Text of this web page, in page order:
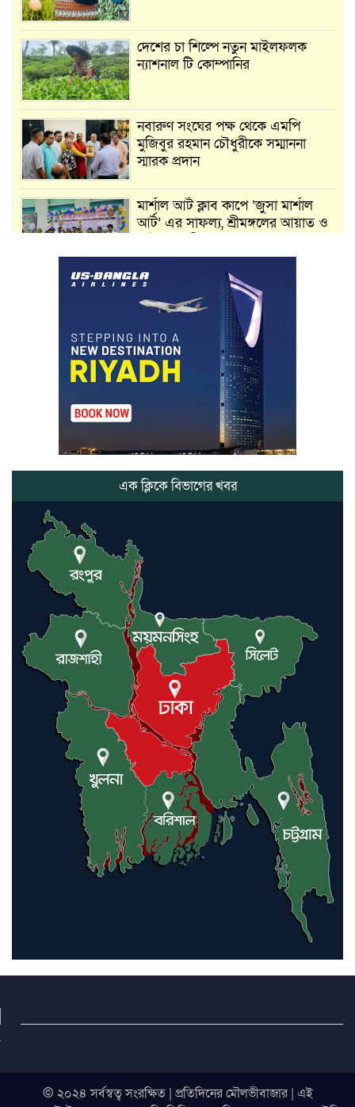
দেশের চা শিল্পে নতুন মাইলফলক
ন্যাশনাল টি কোম্পানির
নবারুণ সংঘের পক্ষ থেকে এমপি
মুজিবুর রহমান চৌধুরীকে সম্মাননা
স্মারক প্রদান
মার্শাল আর্ট ক্লাব কাপে ‘জুসা মার্শাল
আর্ট’ এর সাফল্য, শ্রীমঙ্গলের আয়াত ও
লাউয়াছড়া জাতীয় উদ্যানের সিএমসি
হিসাবরক্ষক আবজালুল হকের
মৃত্যুতে,এলাকায় শোকের ছায়া
ভোলাগঞ্জ স্থলবন্দরে এলসি আটকে
হয়রানির অভিযোগ, বিএনপির সাবেক
কমলগঞ্জে ডোবা থেকে অজ্ঞাত ব্যক্তির
আন্তর্জাতিক মানবাধিকার সম্মেলনে
বিশেষ সম্মাননা পেলেন ফারুক খাঁন,
শ্রীমঙ্গলে সংবর্ধনা
কমলগঞ্জে নববিবাহিত স্ত্রীকে তুলে
নেওয়ার অভিযোগ, থানায় মামলা-
অভিযোগ
এক ক্লিকে বিভাগের খবর
© ২০২৪ সর্বস্বত্ব সংরক্ষিত | প্রতিদিনের মৌলভীবাজার | এই